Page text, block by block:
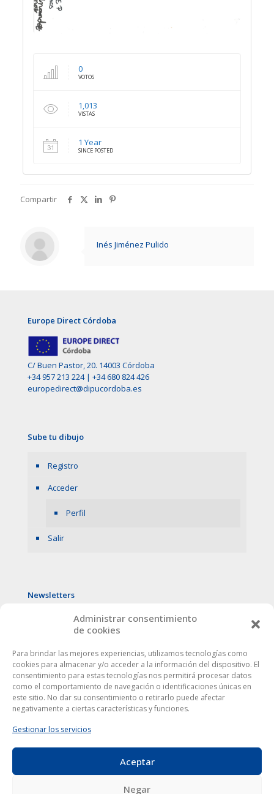
Administrar consentimiento
de cookies
Para brindar las mejores experiencias, utilizamos tecnologías como
cookies para almacenar y/o acceder a la información del dispositivo. El
consentimiento para estas tecnologías nos permitirá procesar datos
como el comportamiento de navegación o identificaciones únicas en
este sitio. No dar su consentimiento o retirarlo puede afectar
negativamente a ciertas características y funciones.
Gestionar los servicios
Aceptar
Negar
0
VOTOS
1,013
VISTAS
1 Year
SINCE POSTED
Compartir
Inés Jiménez Pulido
Europe Direct Córdoba
C/ Buen Pastor, 20. 14003 Córdoba
+34 957 213 224| +34 680 824 426
europedirect@dipucordoba.es
Sube tu dibujo
Registro
Acceder
Perfil
Salir
Newsletters
|Aviso Legal
Este sitio web utiliza cookies para mejorar tu experiencia. Al